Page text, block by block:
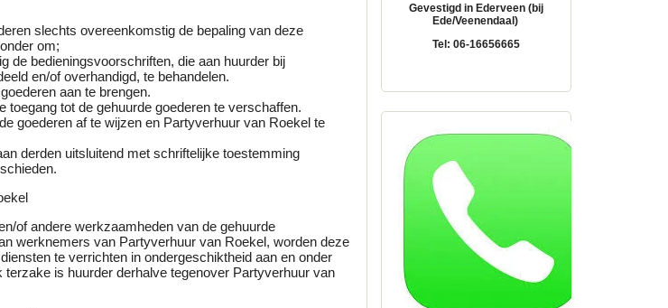
slechts overeenkomstig de bepaling van deze
om;
de bedieningsvoorschriften, die aan huurder bij
en/of overhandigd, te behandelen.
aan te brengen.
toegang tot de gehuurde goederen te verschaffen.
goederen af te wijzen en Partyverhuur van Roekel te
derden uitsluitend met schriftelijke toestemming
of andere werkzaamheden van de gehuurde
werknemers van Partyverhuur van Roekel, worden deze
te verrichten in ondergeschiktheid aan en onder
is huurder derhalve tegenover Partyverhuur van
Gevestigd in Ederveen (bij
Ede/Veenendaal)
Tel: 06-16656665